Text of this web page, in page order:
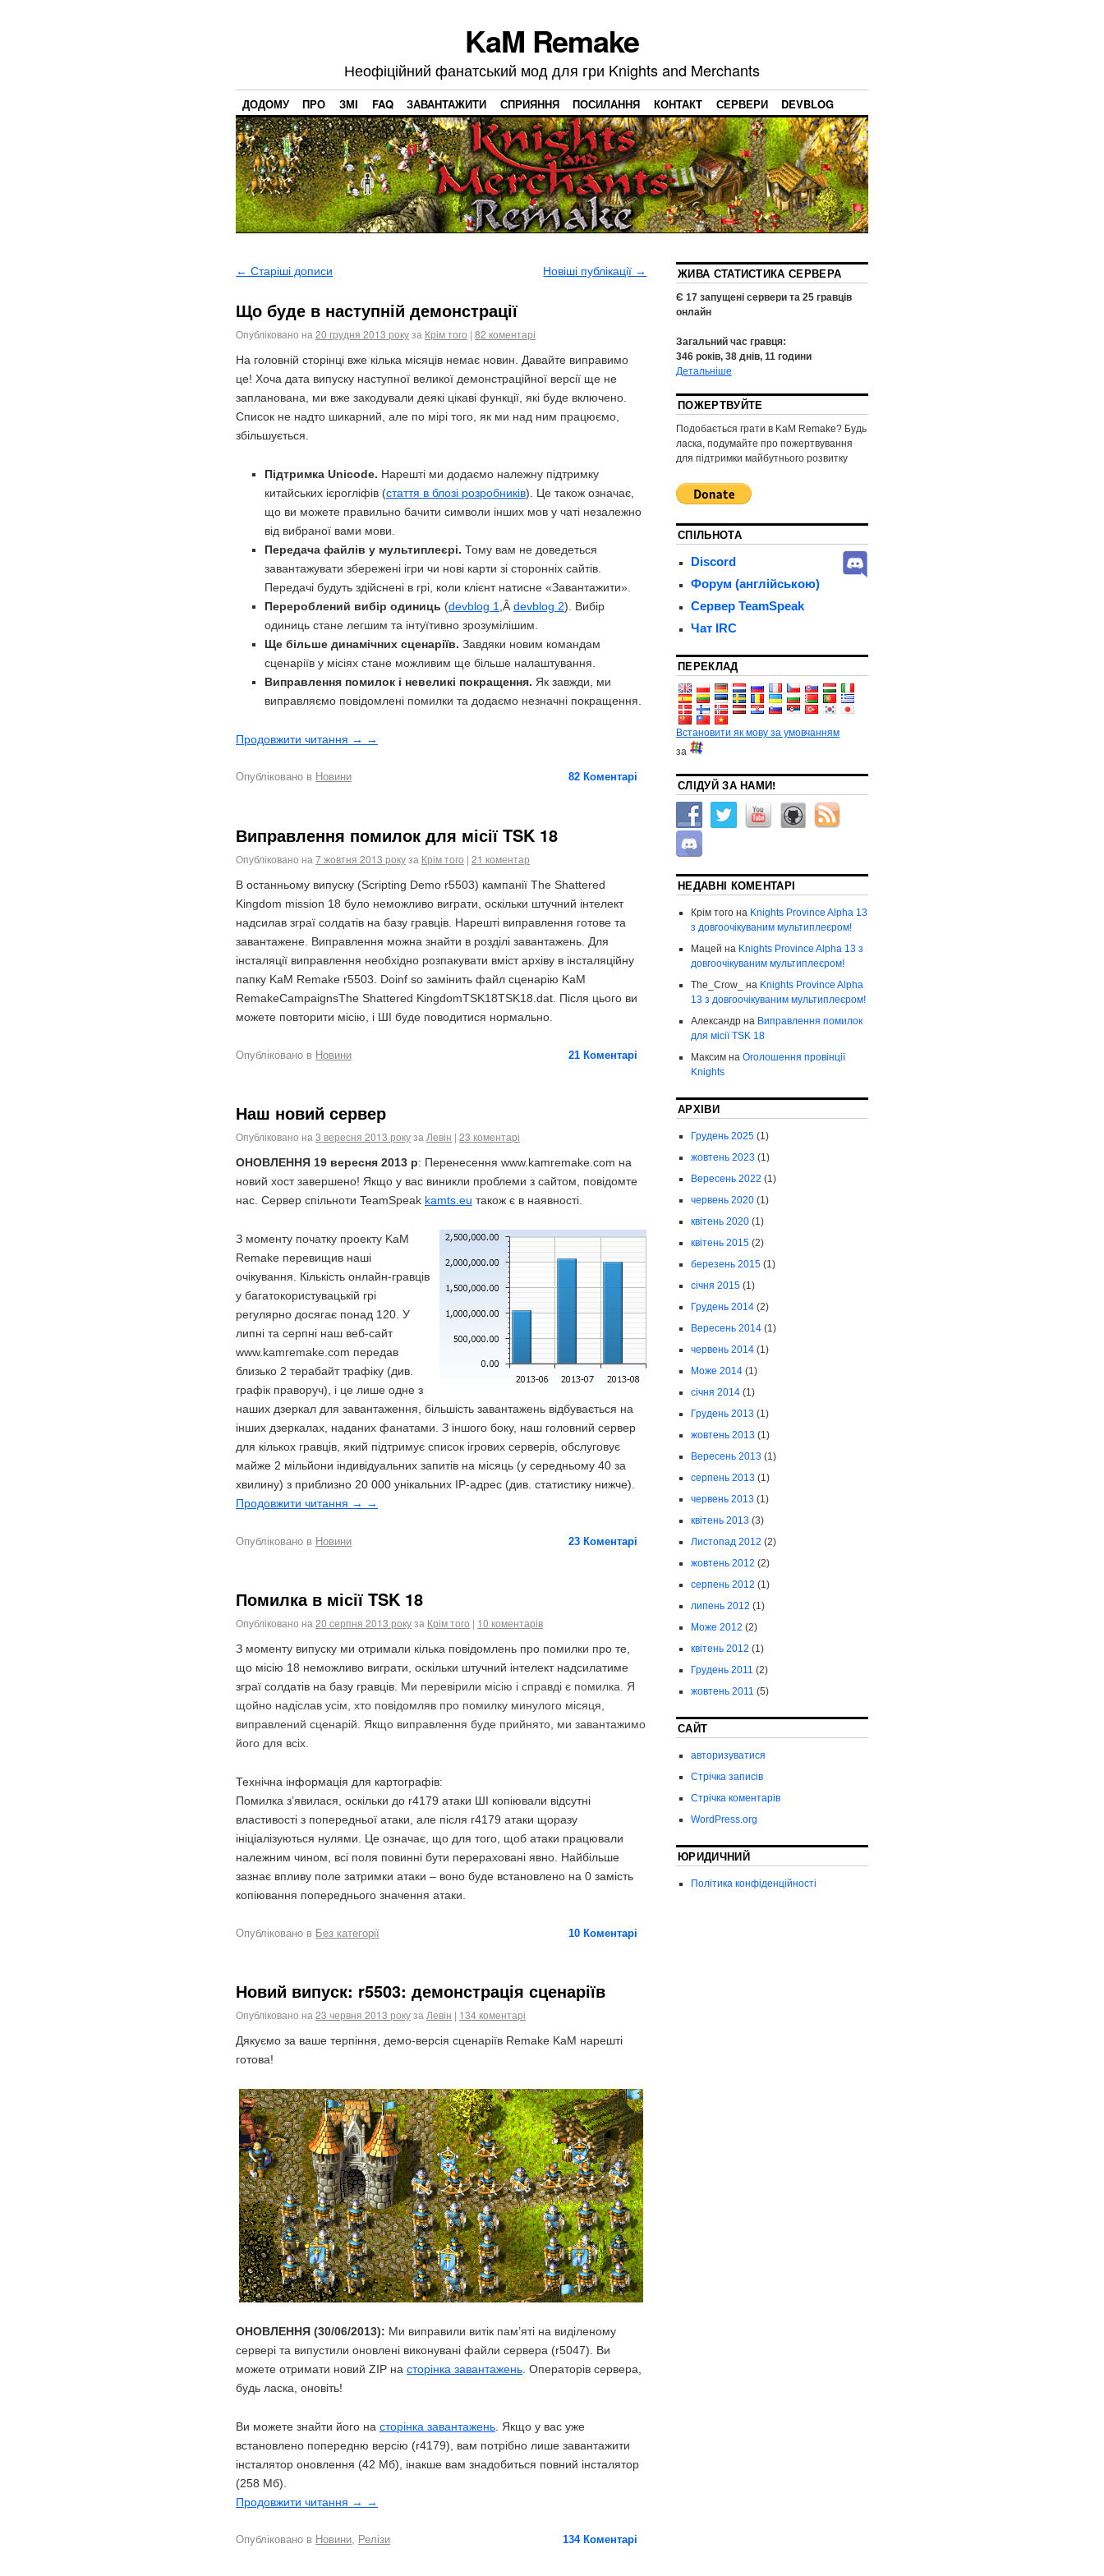
KaM Remake
Неофіційний фанатський мод для гри Knights and Merchants
ДОДОМУ ПРО ЗМІ FAQ ЗАВАНТАЖИТИ СПРИЯННЯ ПОСИЛАННЯ КОНТАКТ СЕРВЕРИ DEVBLOG
← Старіші дописи Новіші публікації →
Що буде в наступній демонстрації
Опубліковано на 20 грудня 2013 рокуза Крім того | 82 коментарі
На головній сторінці вже кілька місяців немає новин. Давайте виправимо
це! Хоча дата випуску наступної великої демонстраційної версії ще не
запланована, ми вже закодували деякі цікаві функції, які буде включено.
Список не надто шикарний, але по мірі того, як ми над ним працюємо,
збільшується.
Підтримка Unicode. Нарешті ми додаємо належну підтримку
китайських ієрогліфів (стаття в блозі розробників). Це також означає,
що ви можете правильно бачити символи інших мов у чаті незалежно
від вибраної вами мови.
Передача файлів у мультиплеєрі. Тому вам не доведеться
завантажувати збережені ігри чи нові карти зі сторонніх сайтів.
Передачі будуть здійснені в грі, коли клієнт натисне «Завантажити».
Перероблений вибір одиниць (devblog 1 ,Â devblog 2). Вибір
одиниць стане легшим та інтуїтивно зрозумілішим.
Ще більше динамічних сценаріїв. Завдяки новим командам
сценаріїв у місіях стане можливим ще більше налаштування.
Виправлення помилок і невеликі покращення. Як завжди, ми
виправляємо повідомлені помилки та додаємо незначні покращення.
Продовжити читання → →
82 Коментарі
Опубліковано в Новини
Виправлення помилок для місії TSK 18
Опубліковано на 7 жовтня 2013 рокуза Крім того | 21 коментар
В останньому випуску (Scripting Demo r5503) кампанії The Shattered
Kingdom mission 18 було неможливо виграти, оскільки штучний інтелект
надсилав зграї солдатів на базу гравців. Нарешті виправлення готове та
завантажене. Виправлення можна знайти в розділі завантажень. Для
інсталяції виправлення необхідно розпакувати вміст архіву в інсталяційну
папку KaM Remake r5503. Doinf so замінить файл сценарію KaM
RemakeCampaignsThe Shattered KingdomTSK18TSK18.dat. Після цього ви
можете повторити місію, і ШІ буде поводитися нормально.
21 Коментарі
Опубліковано в Новини
Наш новий сервер
Опубліковано на 3 вересня 2013 рокуза Левін | 23 коментарі
ОНОВЛЕННЯ 19 вересня 2013 р: Перенесення www.kamremake.com на
новий хост завершено! Якщо у вас виникли проблеми з сайтом, повідомте
нас. Сервер спільноти TeamSpeak kamts.eu також є в наявності.
З моменту початку проекту KaM
Remake перевищив наші
очікування. Кількість онлайн-гравців
у багатокористувацькій грі
регулярно досягає понад 120. У
липні та серпні наш веб-сайт
www.kamremake.com передав
близько 2 терабайт трафіку (див.
графік праворуч), і це лише одне з
наших дзеркал для завантаження, більшість завантажень відбувається на
інших дзеркалах, наданих фанатами. З іншого боку, наш головний сервер
для кількох гравців, який підтримує список ігрових серверів, обслуговує
майже 2 мільйони індивідуальних запитів на місяць (у середньому 40 за
хвилину) з приблизно 20 000 унікальних IP-адрес (див. статистику нижче).
Продовжити читання → →
23 Коментарі
Опубліковано в Новини
Помилка в місії TSK 18
Опубліковано на 20 серпня 2013 рокуза Крім того | 10 коментарів
З моменту випуску ми отримали кілька повідомлень про помилки про те,
що місію 18 неможливо виграти, оскільки штучний інтелект надсилатиме
зграї солдатів на базу гравців. Ми перевірили місію і справді є помилка. Я
щойно надіслав усім, хто повідомляв про помилку минулого місяця,
виправлений сценарій. Якщо виправлення буде прийнято, ми завантажимо
його для всіх.
Технічна інформація для картографів:
Помилка з’явилася, оскільки до r4179 атаки ШІ копіювали відсутні
властивості з попередньої атаки, але після r4179 атаки щоразу
ініціалізуються нулями. Це означає, що для того, щоб атаки працювали
належним чином, всі поля повинні бути перераховані явно. Найбільше
зазнає впливу поле затримки атаки – воно буде встановлено на 0 замість
копіювання попереднього значення атаки.
10 Коментарі
Опубліковано в Без категорії
Новий випуск: r5503: демонстрація сценаріїв
Опубліковано на 23 червня 2013 рокуза Левін | 134 коментарі
Дякуємо за ваше терпіння, демо-версія сценаріїв Remake KaM нарешті
готова!
ОНОВЛЕННЯ (30/06/2013): Ми виправили витік пам’яті на виділеному
сервері та випустили оновлені виконувані файли сервера (r5047). Ви
можете отримати новий ZIP на сторінка завантажень . Операторів сервера,
будь ласка, оновіть!
Ви можете знайти його на сторінка завантажень . Якщо у вас уже
встановлено попередню версію (r4179), вам потрібно лише завантажити
інсталятор оновлення (42 Мб), інакше вам знадобиться повний інсталятор
(258 Мб).
Продовжити читання → →
134Коментарі
Опубліковано в Новини, Релізи
ЖИВА СТАТИСТИКА СЕРВЕРА
Є 17запущені сервери та 25гравців
онлайн
Загальний час гравця:
346років, 38днів, 11години
Детальніше
ПОЖЕРТВУЙТЕ
Подобається грати в KaM Remake? Будь
ласка, подумайте про пожертвування
для підтримки майбутнього розвитку
СПІЛЬНОТА
Discord
Форум (англійською)
Сервер TeamSpeak
Чат IRC
ПЕРЕКЛАД
Встановити як мову за умовчанням
за
СЛІДУЙ ЗА НАМИ!
НЕДАВНІ КОМЕНТАРІ
Крім тогона Knights Province Alpha 13
з довгоочікуваним мультиплеєром!
Мацей на Knights Province Alpha 13 з
довгоочікуваним мультиплеєром!
The_Crow_
на Knights Province Alpha
13 з довгоочікуваним мультиплеєром!
Александрна Виправлення помилок
для місії TSK 18
Максимна Оголошення провінції
Knights
АРХІВИ
Грудень 2025(1)
жовтень 2023(1)
Вересень 2022 (1)
червень 2020(1)
квітень 2020(1)
квітень 2015(2)
березень 2015(1)
січня 2015(1)
Грудень 2014(2)
Вересень 2014(1)
червень 2014(1)
Може 2014(1)
січня 2014(1)
Грудень 2013(1)
жовтень 2013(1)
Вересень 2013(1)
серпень 2013(1)
червень 2013(1)
квітень 2013(3)
Листопад 2012 (2)
жовтень 2012 (2)
серпень 2012 (1)
липень 2012 (1)
Може 2012 (2)
квітень 2012 (1)
Грудень 2011 (2)
жовтень 2011 (5)
САЙТ
авторизуватися
Стрічка записів
Стрічка коментарів
WordPress.org
ЮРИДИЧНИЙ
Політика конфіденційності